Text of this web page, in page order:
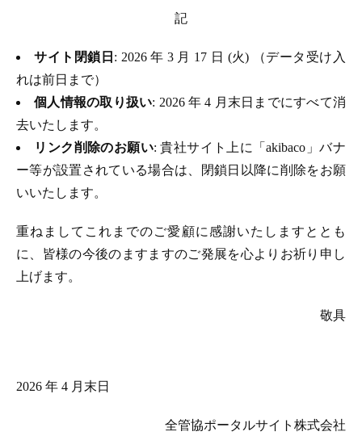
記
サイト閉鎖日 : 2026 年 3 月 17 日 (火) （データ受け入
れは前日まで）
個人情報の取り扱い: 2026 年 4 月末日までにすべて消
去いたします。
リンク削除のお願い: 貴社サイト上に「akibaco」バナ
ー等が設置されている場合は、閉鎖日以降に削除をお願
いいたします。
重ねましてこれまでのご愛顧に感謝いたしますととも
に、皆様の今後のますますのご発展を心よりお祈り申し
上げます。
敬具
2026 年 4 月末日
全管協ポータルサイト株式会社